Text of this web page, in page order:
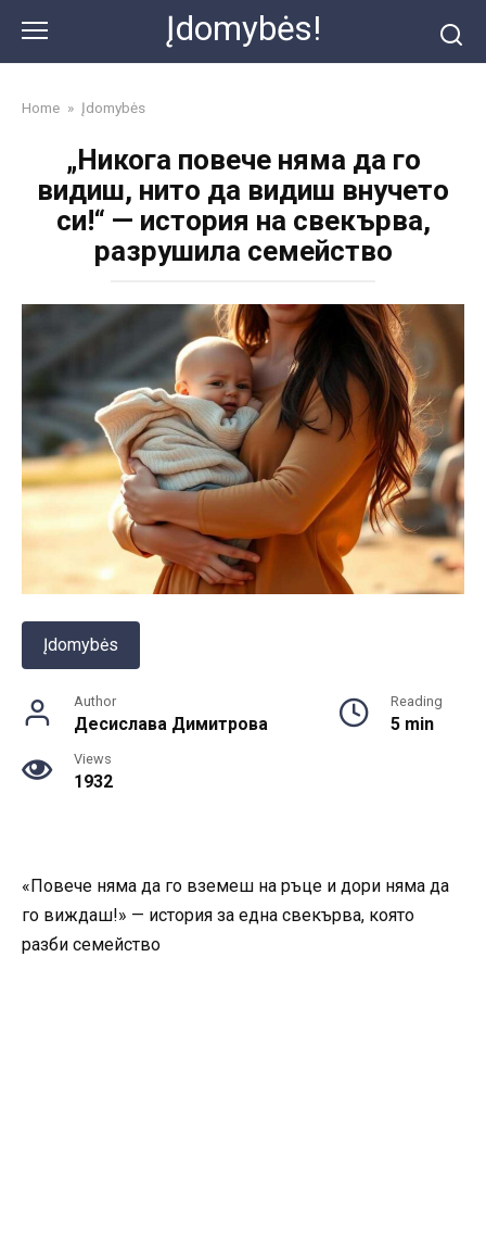
content
Įdomybės!
Home » Įdomybės
„Никога повече няма да го
видиш, нито да видиш внучето
си!“ — история на свекърва,
разрушила семейство
Įdomybės
Author
Десислава Димитрова
Reading
5 min
Views
1932
«Повече няма да го вземеш на ръце и дори няма да
го виждаш!» — история за една свекърва, която
разби семейство